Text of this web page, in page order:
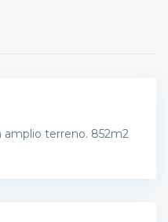
amplio terreno. 852m2